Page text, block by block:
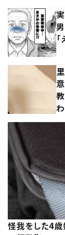
怪我をした4歳